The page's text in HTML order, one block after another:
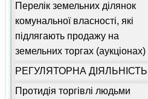
Перелік земельних ділянок
комунальної власності, які
підлягають продажу на
земельних торгах (аукціонах)
РЕГУЛЯТОРНА ДІЯЛЬНІСТЬ
Протидія торгівлі людьми